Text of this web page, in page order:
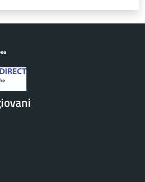
5 stelle su 5
stelle su 5
su 5
su 5